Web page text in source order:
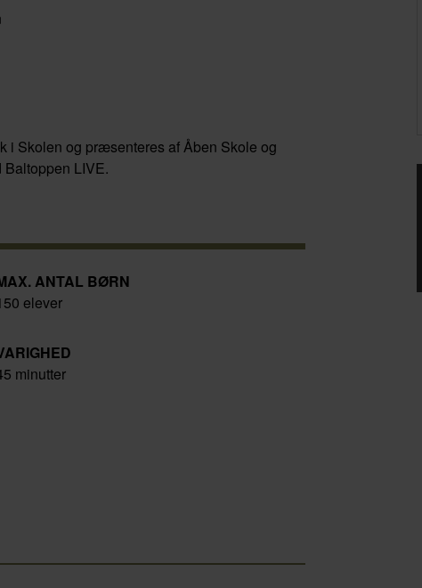
i Skolen og præsenteres af Åben Skole og
LIVE.
ANTAL BØRN
elever
minutter